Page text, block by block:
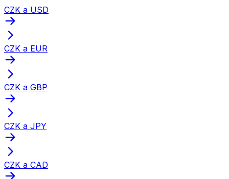
CZK a USD
CZK a EUR
CZK a GBP
CZK a JPY
CZK a CAD